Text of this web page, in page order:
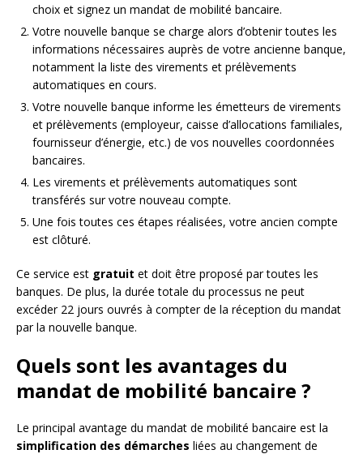
choix et signez un mandat de mobilité bancaire.
Votre nouvelle banque se charge alors d’obtenir toutes les
informations nécessaires auprès de votre ancienne banque,
notamment la liste des virements et prélèvements
automatiques en cours.
Votre nouvelle banque informe les émetteurs de virements
et prélèvements (employeur, caisse d’allocations familiales,
fournisseur d’énergie, etc.) de vos nouvelles coordonnées
bancaires.
Les virements et prélèvements automatiques sont
transférés sur votre nouveau compte.
Une fois toutes ces étapes réalisées, votre ancien compte
est clôturé.
Ce service est gratuit et doit être proposé par toutes les
banques. De plus, la durée totale du processus ne peut
excéder 22 jours ouvrés à compter de la réception du mandat
par la nouvelle banque.
Quels sont les avantages du
mandat de mobilité bancaire ?
Le principal avantage du mandat de mobilité bancaire est la
simplification des démarches liées au changement de